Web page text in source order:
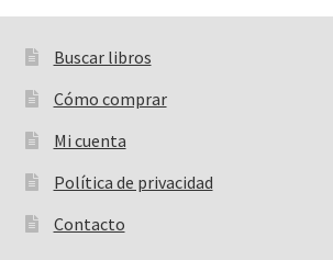
Buscar libros
Buscar:
Cómo comprar
Mi cuenta
Política de privacidad
Contacto